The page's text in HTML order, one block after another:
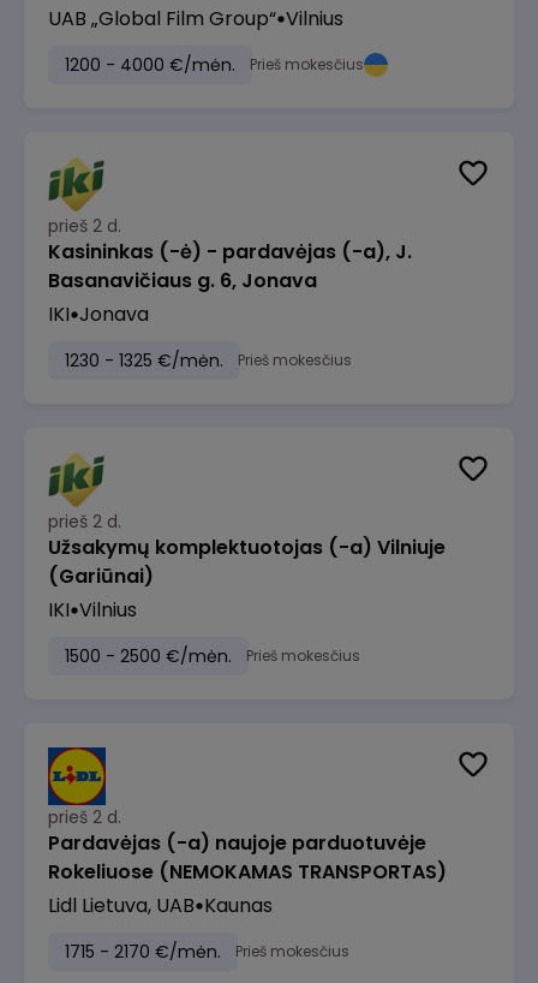
UAB „Global Film Group“ Vilnius
1200 - 4000 €/mėn. Prieš mokesčius
prieš 2 d.
Kasininkas (-ė) - pardavėjas (-a), J.
Basanavičiaus g. 6, Jonava
IKI Jonava
1230 - 1325 €/mėn. Prieš mokesčius
prieš 2 d.
Užsakymų komplektuotojas (-a) Vilniuje
(Gariūnai)
IKI Vilnius
1500 - 2500 €/mėn. Prieš mokesčius
prieš 2 d.
Pardavėjas (-a) naujoje parduotuvėje
Rokeliuose (NEMOKAMAS TRANSPORTAS)
Lidl Lietuva, UAB Kaunas
1715 - 2170 €/mėn. Prieš mokesčius